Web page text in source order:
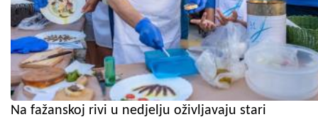
Na fažanskoj rivi u nedjelju oživljavaju stari